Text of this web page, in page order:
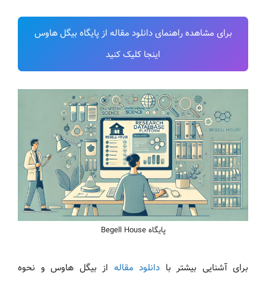
برای مشاهده راهنمای دانلود مقاله از پایگاه بیگل هاوس
اینجا کلیک کنید
پایگاه Begell House
برای آشنایی بیشتر با دانلود مقاله از بیگل هاوس و نحوه